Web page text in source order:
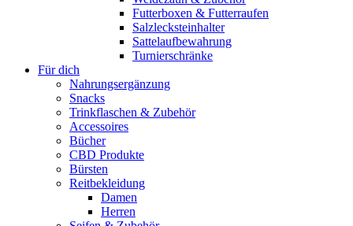
Futterboxen & Futterraufen
Salzlecksteinhalter
Sattelaufbewahrung
Turnierschränke
Für dich
Nahrungsergänzung
Snacks
Trinkflaschen & Zubehör
Accessoires
Bücher
CBD Produkte
Bürsten
Reitbekleidung
Damen
Herren